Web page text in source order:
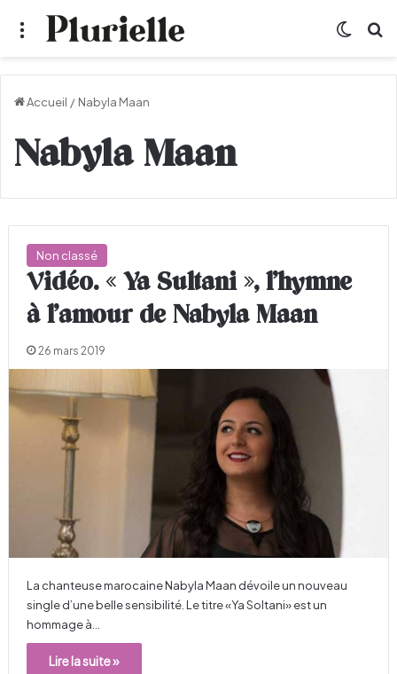
Menu
Accueil / Nabyla Maan
Nabyla Maan
Non classé
Vidéo. « Ya Sultani », l’hymne
à l’amour de Nabyla Maan
26 mars 2019
La chanteuse marocaine Nabyla Maan dévoile un nouveau
single d’une belle sensibilité. Le titre «Ya Soltani» est un
hommage à…
Lire la suite »